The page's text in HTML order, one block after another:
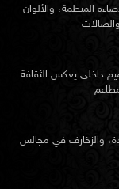
المنظمة، والألوان
داخلي يعكس الثقافة
والزخارف في مجالس